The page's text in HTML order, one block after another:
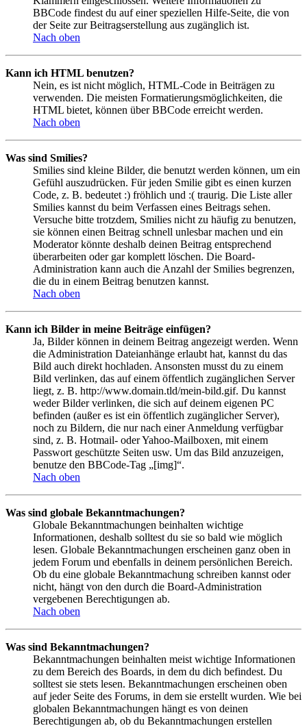
BBCode findest du auf einer speziellen Hilfe-Seite, die von
der Seite zur Beitragserstellung aus zugänglich ist.
Nach oben
Kann ich HTML benutzen?
Nein, es ist nicht möglich, HTML-Code in Beiträgen zu
verwenden. Die meisten Formatierungsmöglichkeiten, die
HTML bietet, können über BBCode erreicht werden.
Nach oben
Was sind Smilies?
Smilies sind kleine Bilder, die benutzt werden können, um ein
Gefühl auszudrücken. Für jeden Smilie gibt es einen kurzen
Code, z. B. bedeutet :) fröhlich und :( traurig. Die Liste aller
Smilies kannst du beim Verfassen eines Beitrags sehen.
Versuche bitte trotzdem, Smilies nicht zu häufig zu benutzen,
sie können einen Beitrag schnell unlesbar machen und ein
Moderator könnte deshalb deinen Beitrag entsprechend
überarbeiten oder gar komplett löschen. Die Board-
Administration kann auch die Anzahl der Smilies begrenzen,
die du in einem Beitrag benutzen kannst.
Nach oben
Kann ich Bilder in meine Beiträge einfügen?
Ja, Bilder können in deinem Beitrag angezeigt werden. Wenn
die Administration Dateianhänge erlaubt hat, kannst du das
Bild auch direkt hochladen. Ansonsten musst du zu einem
Bild verlinken, das auf einem öffentlich zugänglichen Server
liegt, z. B. http://www.domain.tld/mein-bild.gif. Du kannst
weder Bilder verlinken, die sich auf deinem eigenen PC
befinden (außer es ist ein öffentlich zugänglicher Server),
noch zu Bildern, die nur nach einer Anmeldung verfügbar
sind, z. B. Hotmail- oder Yahoo-Mailboxen, mit einem
Passwort geschützte Seiten usw. Um das Bild anzuzeigen,
benutze den BBCode-Tag „[img]“.
Nach oben
Was sind globale Bekanntmachungen?
Globale Bekanntmachungen beinhalten wichtige
Informationen, deshalb solltest du sie so bald wie möglich
lesen. Globale Bekanntmachungen erscheinen ganz oben in
jedem Forum und ebenfalls in deinem persönlichen Bereich.
Ob du eine globale Bekanntmachung schreiben kannst oder
nicht, hängt von den durch die Board-Administration
vergebenen Berechtigungen ab.
Nach oben
Was sind Bekanntmachungen?
Bekanntmachungen beinhalten meist wichtige Informationen
zu dem Bereich des Boards, in dem du dich befindest. Du
solltest sie stets lesen. Bekanntmachungen erscheinen oben
auf jeder Seite des Forums, in dem sie erstellt wurden. Wie bei
globalen Bekanntmachungen hängt es von deinen
Berechtigungen ab, ob du Bekanntmachungen erstellen